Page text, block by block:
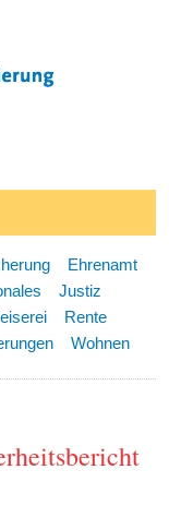
Ehrenamt
Justiz
Rente
Wohnen